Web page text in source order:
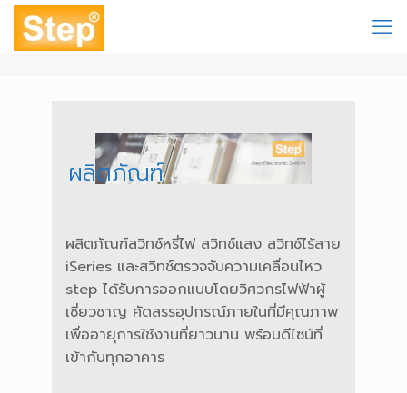
ผลิตภัณฑ์
ผลิตภัณฑ์สวิทช์หรี่ไฟ สวิทช์แสง สวิทช์ไร้สาย
iSeries และสวิทช์ตรวจจับความเคลื่อนไหว
step ได้รับการออกแบบโดยวิศวกรไฟฟ้าผู้
เชี่ยวชาญ คัดสรรอุปกรณ์ภายในที่มีคุณภาพ
เพื่ออายุการใช้งานที่ยาวนาน พร้อมดีไซน์ที่
เข้ากับทุกอาคาร